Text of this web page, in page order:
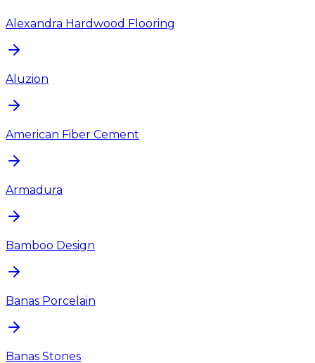
Alexandra Hardwood Flooring
Aluzion
American Fiber Cement
Armadura
Bamboo Design
Banas Porcelain
Banas Stones